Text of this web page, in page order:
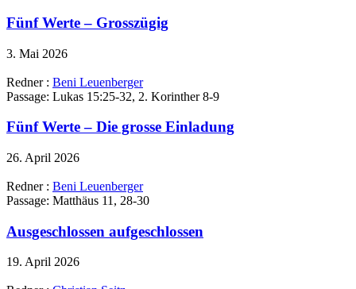
Fünf Werte – Grosszügig
3. Mai 2026
Redner : Beni Leuenberger
Passage: Lukas 15:25-32, 2. Korinther 8-9
Fünf Werte – Die grosse Einladung
26. April 2026
Redner : Beni Leuenberger
Passage: Matthäus 11, 28-30
Ausgeschlossen aufgeschlossen
19. April 2026